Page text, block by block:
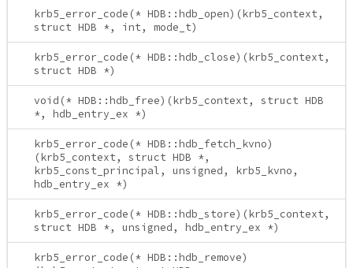
krb5_error_code(* HDB::hdb_open)(krb5_context,
struct HDB *, int, mode_t)
krb5_error_code(* HDB::hdb_close)(krb5_context,
struct HDB *)
void(* HDB::hdb_free)(krb5_context, struct HDB
*, hdb_entry_ex *)
krb5_error_code(* HDB::hdb_fetch_kvno)
(krb5_context, struct HDB *,
krb5_const_principal, unsigned, krb5_kvno,
hdb_entry_ex *)
krb5_error_code(* HDB::hdb_store)(krb5_context,
struct HDB *, unsigned, hdb_entry_ex *)
krb5_error_code(* HDB::hdb_remove)